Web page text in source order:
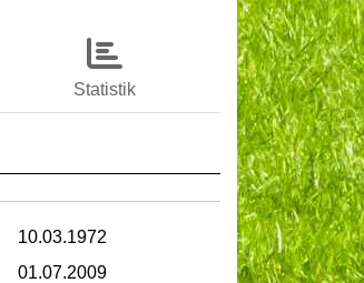
Statistik
10.03.1972
01.07.2009